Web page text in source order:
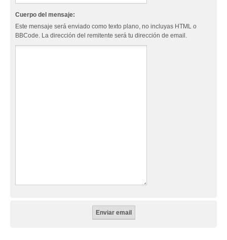
Cuerpo del mensaje:
Este mensaje será enviado como texto plano, no incluyas HTML o
BBCode. La dirección del remitente será tu dirección de email.